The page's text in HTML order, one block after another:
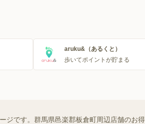
aruku&（あるくと）
歩いてポイントが貯まる
ジです。群馬県邑楽郡板倉町周辺店舗のお